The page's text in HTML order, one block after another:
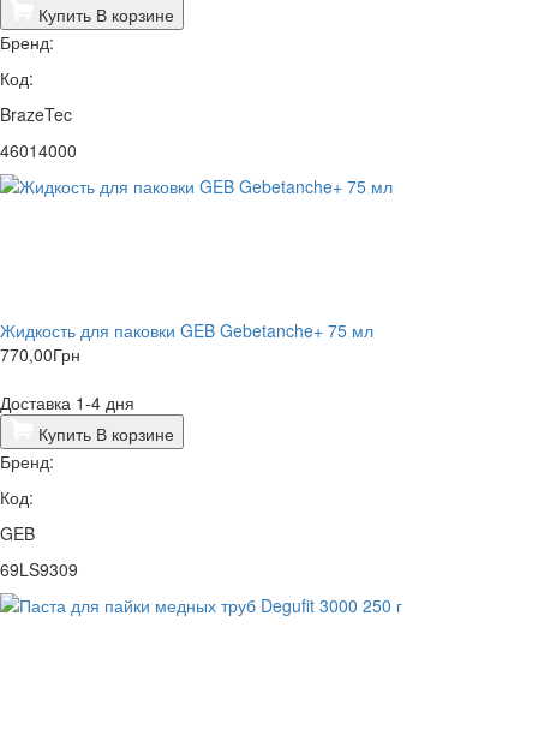
Купить В корзине
Бренд:
Код:
BrazeTec
46014000
Жидкость для паковки GEB Gebetanche+ 75 мл
770,00Грн
Доставка 1-4 дня
Купить В корзине
Бренд:
Код:
GEB
69LS9309